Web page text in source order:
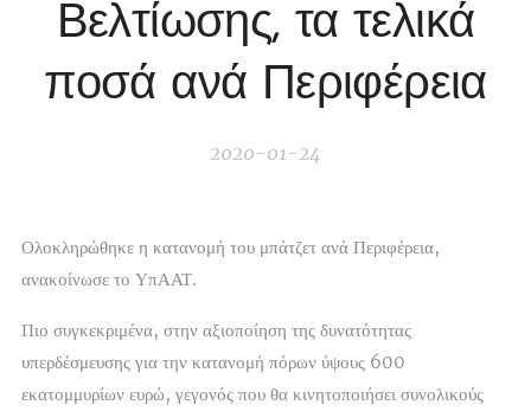
Βελτίωσης, τα τελικά
ποσά ανά Περιφέρεια
2020-01-24
Ολοκληρώθηκε η κατανομή του μπάτζετ ανά Περιφέρεια,
ανακοίνωσε το ΥπΑΑΤ.
Πιο συγκεκριμένα, στην αξιοποίηση της δυνατότητας
υπερδέσμευσης για την κατανομή πόρων ύψους 600
εκατομμυρίων ευρώ, γεγονός που θα κινητοποιήσει συνολικούς